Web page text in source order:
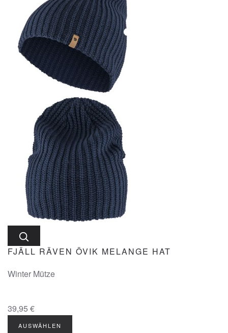
FJÄLL RÄVEN ÖVIK MELANGE HAT
Winter Mütze
39,95 €
AUSWÄHLEN